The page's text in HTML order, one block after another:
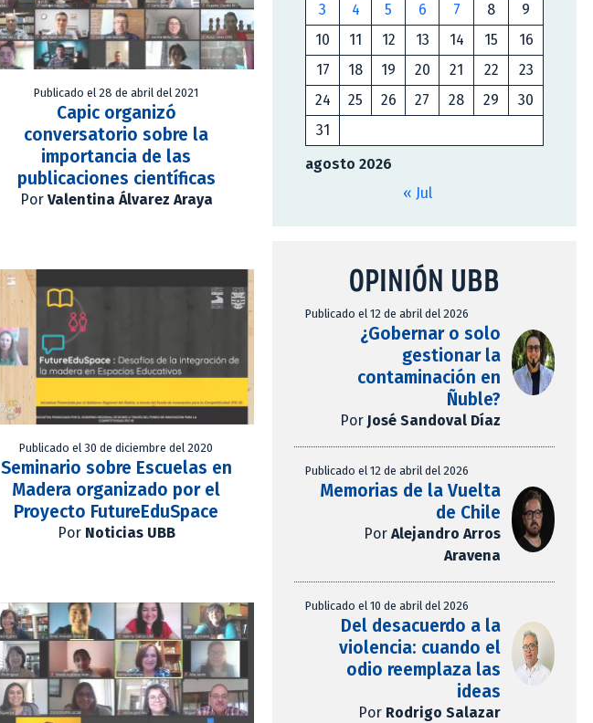
Publicado el 28 de abril del 2021
Capic organizó
conversatorio sobre la
importancia de las
publicaciones científicas
Por Valentina Álvarez Araya
Publicado el 30 de diciembre del 2020
Seminario sobre Escuelas en
Madera organizado por el
Proyecto FutureEduSpace
Por Noticias UBB
agosto 2026
3
4 5 6 7 8
9
10
11 12 13 14 15
16
17
18 19 20 21 22
23
24
25 26 27 28 29
30
31
« Jul
OPINIÓN UBB
Publicado el 12 de abril del 2026
¿Gobernar o solo
gestionar la
contaminación en
Ñuble?
Por José Sandoval Díaz
Publicado el 12 de abril del 2026
Memorias de la Vuelta
de Chile
Por Alejandro Arros
Aravena
Publicado el 10 de abril del 2026
Del desacuerdo a la
violencia: cuando el
odio reemplaza las
ideas
Por Rodrigo Salazar